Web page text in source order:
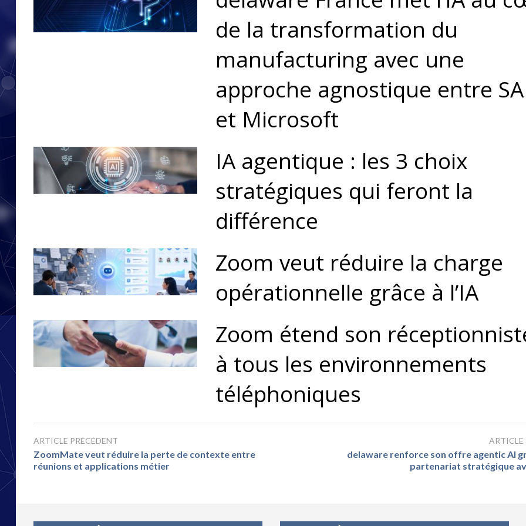
de la transformation du
manufacturing avec une
approche agnostique entre
et Microsoft
IA agentique : les 3 choix
stratégiques qui feront la
différence
Zoom veut réduire la charge
opérationnelle grâce à l’IA
Zoom étend son
à tous les environnements
téléphoniques
ARTICLE PRÉCÉDENT
ZoomMate veut réduire la perte de contexte entre
réunions et applications métier
delaware renforce son offre agentic AI
partenariat stratégique